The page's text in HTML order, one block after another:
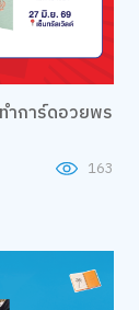
ำการ์ดอวยพร
163